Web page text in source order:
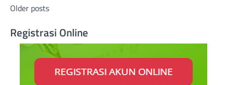
Posts
navigation
Older posts
Registrasi Online